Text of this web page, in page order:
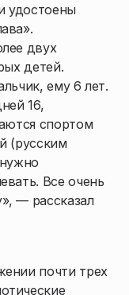
удостоены
двух
детей.
ему 6 лет.
16,
спортом
(русским
Все очень
— рассказал
почти трех